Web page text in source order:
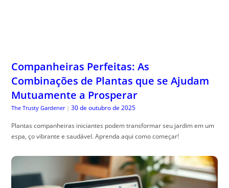
Companheiras Perfeitas: As
Combinações de Plantas que se Ajudam
Mutuamente a Prosperar
The Trusty Gardener | 30 de outubro de 2025
Plantas companheiras iniciantes podem transformar seu jardim em um
espa, ço vibrante e saudável. Aprenda aqui como começar!